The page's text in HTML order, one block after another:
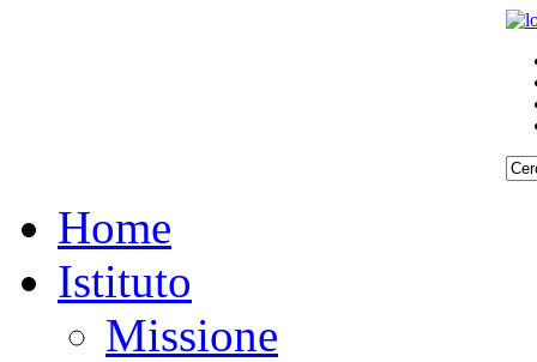
Home
Istituto
Missione